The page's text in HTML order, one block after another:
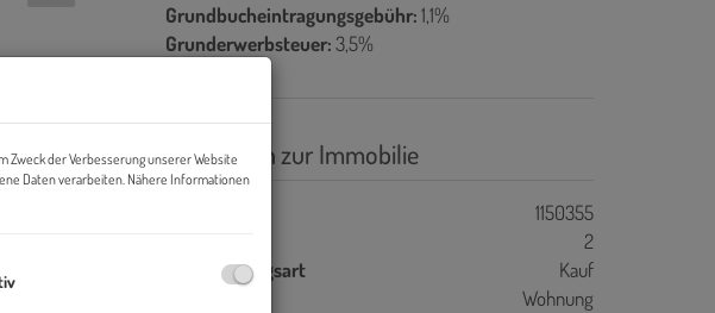
Grundbucheintragungsgebühr:1,1%
Grunderwerbsteuer:3,5%
Basisdaten zur Immobilie
1150355
2
Vermarktungsart
Kauf
Wohnung
Zweck der Verbesserung unserer Website
Daten verarbeiten. Nähere Informationen